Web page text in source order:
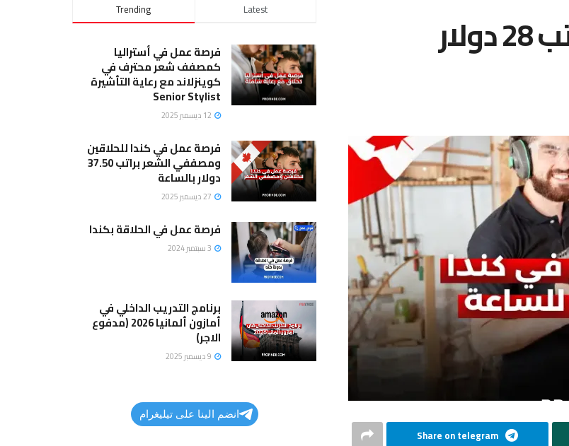
عقد عمل كنجار في كندا براتب 28 دولار
Share on telegram
Trending Latest
فرصة عمل في أستراليا
كمصفف شعر محترف في
كوينزلاند مع رعاية التأشيرة
Senior Stylist
فرصة عمل في كندا للحلاقين
ومصففي الشعر براتب 37.50
دولار بالساعة
فرصة عمل في الحلاقة بكندا
برنامج التدريب الداخلي في
أمازون ألمانيا 2026 (مدفوع
الاجر)
انضم الينا على تيليغرام